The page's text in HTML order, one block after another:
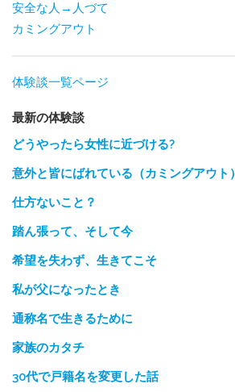
安全な人→人づて
カミングアウト
体験談一覧ページ
最新の体験談
どうやったら女性に近づける?
意外と皆にばれている（カミングアウト）
仕方ないこと？
踏ん張って、そして今
希望を失わず、生きてこそ
私が父になったとき
通称名で生きるために
家族のカタチ
30代で戸籍名を変更した話